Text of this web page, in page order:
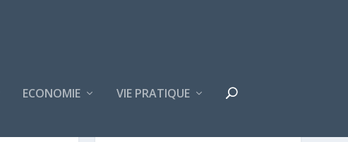
ECONOMIE VIE PRATIQUE